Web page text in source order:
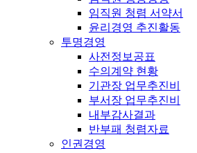
임직원 청렴 서약서
윤리경영 추진활동
투명경영
사전정보공표
수의계약 현황
기관장 업무추진비
부서장 업무추진비
내부감사결과
반부패 청렴자료
인권경영